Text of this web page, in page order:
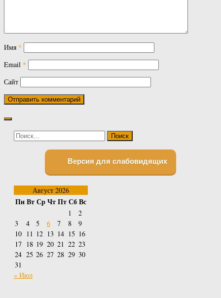
Имя *
Email *
Сайт
Найти:
Версия для слабовидящих
Август 2026
ПнВтСрЧтПтСбВс
1
2
3
4 5 6 7 8
9
10 11 12 13 14 15 16
17 18 19 20 21 22 23
24 25 26 27 28 29 30
31
« Июл